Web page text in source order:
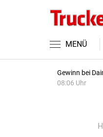
MENÜ
Gewinn bei
08:06 Uhr